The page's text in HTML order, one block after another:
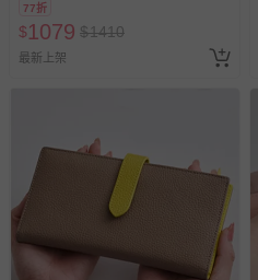
77折
$1079 $1410
最新上架